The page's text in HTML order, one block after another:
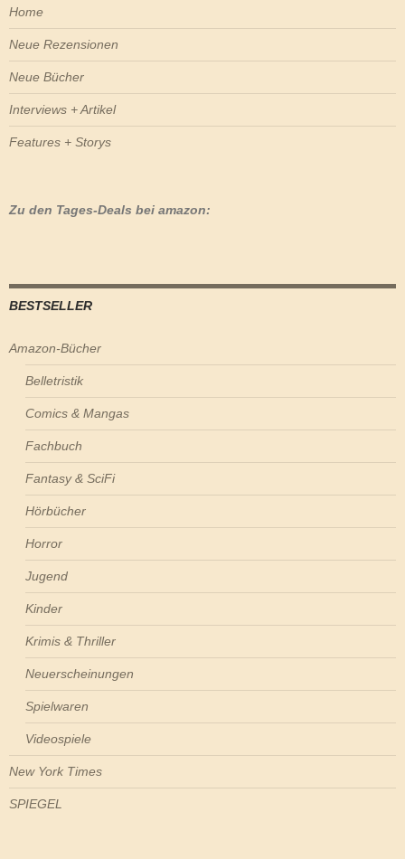
Home
Neue Rezensionen
Neue Bücher
Interviews + Artikel
Features + Storys
Zu den Tages-Deals bei amazon:
BESTSELLER
Amazon-Bücher
Belletristik
Comics & Mangas
Fachbuch
Fantasy & SciFi
Hörbücher
Horror
Jugend
Kinder
Krimis & Thriller
Neuerscheinungen
Spielwaren
Videospiele
New York Times
SPIEGEL